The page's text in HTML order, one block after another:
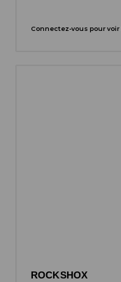
Connectez-vous pour voir
ROCKSHOX